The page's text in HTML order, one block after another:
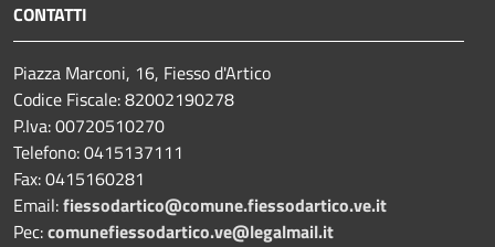
CONTATTI
Piazza Marconi, 16, Fiesso d'Artico
Codice Fiscale: 82002190278
P.Iva: 00720510270
Telefono:0415137111
Fax:0415160281
Email:fiessodartico@comune.fiessodartico.ve.it
Pec:comunefiessodartico.ve@legalmail.it